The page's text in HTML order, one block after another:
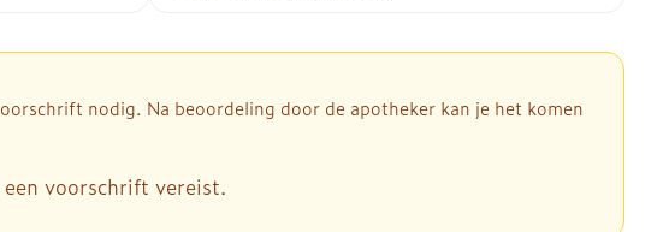
nodig. Na beoordeling door de apotheker kan je het komen
voorschrift vereist.